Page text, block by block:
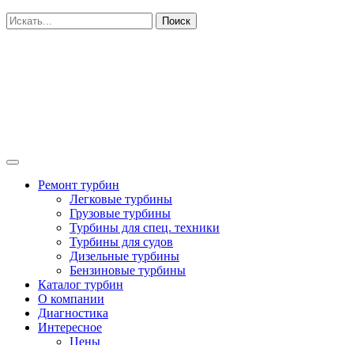
Поиск
Ремонт турбин
Легковые турбины
Грузовые турбины
Турбины для спец. техники
Турбины для судов
Дизельные турбины
Бензиновые турбины
Каталог турбин
О компании
Диагностика
Интересное
Цены